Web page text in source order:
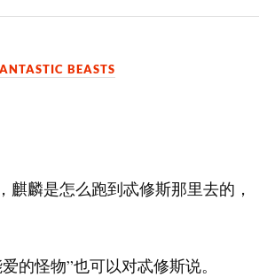
BEASTS
麟是怎么跑到忒修斯那里去的，
的怪物”也可以对忒修斯说。